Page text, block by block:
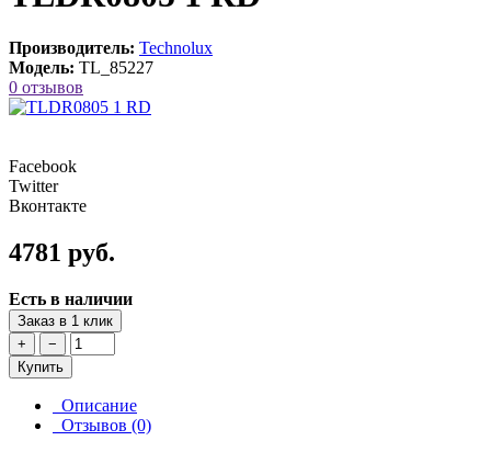
Производитель: Technolux
Модель: TL_85227
0 отзывов
Facebook
Twitter
Вконтакте
4781 руб.
Есть в наличии
Заказ в 1 клик
+
−
Купить
Описание
Отзывов (0)